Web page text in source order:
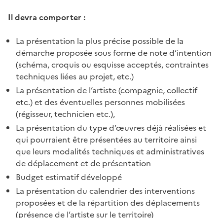
Il devra comporter :
La présentation la plus précise possible de la
démarche proposée sous forme de note d’intention
(schéma, croquis ou esquisse acceptés, contraintes
techniques liées au projet, etc.)
La présentation de l’artiste (compagnie, collectif
etc.) et des éventuelles personnes mobilisées
(régisseur, technicien etc.),
La présentation du type d’œuvres déjà réalisées et
qui pourraient être présentées au territoire ainsi
que leurs modalités techniques et administratives
de déplacement et de présentation
Budget estimatif développé
La présentation du calendrier des interventions
proposées et de la répartition des déplacements
(présence de l’artiste sur le territoire)